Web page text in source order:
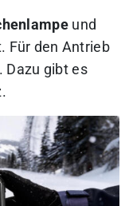
und
Für den Antrieb
. Dazu gibt es